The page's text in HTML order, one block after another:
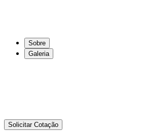
Sobre
Galeria
Solicitar Cotação